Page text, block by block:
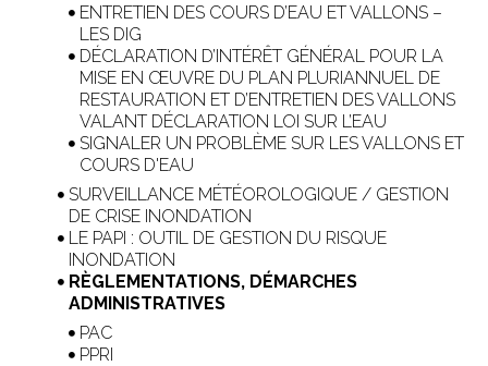
ENTRETIEN DES COURS D’EAU ET VALLONS –
LES DIG
DÉCLARATION D’INTÉRÊT GÉNÉRAL POUR LA
MISE EN ŒUVRE DU PLAN PLURIANNUEL DE
RESTAURATION ET D’ENTRETIEN DES VALLONS
VALANT DÉCLARATION LOI SUR L’EAU
SIGNALER UN PROBLÈME SUR LES VALLONS ET
COURS D'EAU
SURVEILLANCE MÉTÉOROLOGIQUE / GESTION
DE CRISE INONDATION
LE PAPI : OUTIL DE GESTION DU RISQUE
INONDATION
RÈGLEMENTATIONS, DÉMARCHES
ADMINISTRATIVES
PAC
PPRI